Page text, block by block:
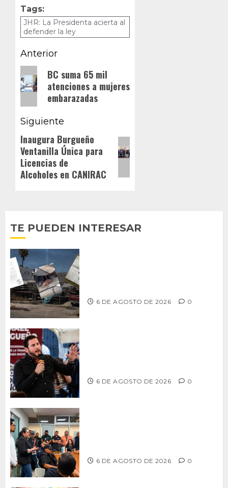
Tags:
JHR: La Presidenta acierta al
defender la ley
Navegación
de
entradas
Anterior
Entrada
anterior:
BC suma 65 mil
atenciones a mujeres
embarazadas
Siguiente
Siguiente
entrada:
Inaugura Burgueño
Ventanilla Única para
Licencias de
Alcoholes en CANIRAC
TE PUEDEN INTERESAR
6 DE AGOSTO DE 2026 0
6 DE AGOSTO DE 2026 0
6 DE AGOSTO DE 2026 0